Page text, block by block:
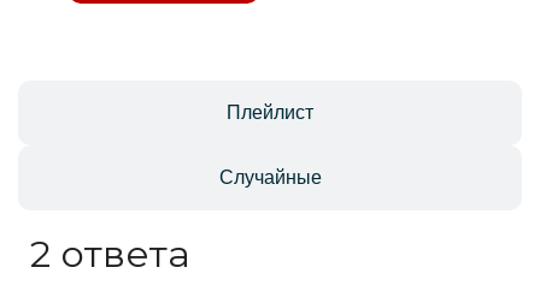
Плейлист
Случайные
2 ответа